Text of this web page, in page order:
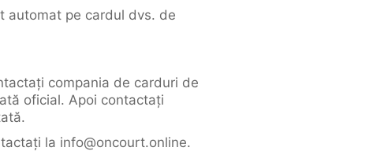
automat pe cardul dvs. de
compania de carduri de
oficial. Apoi contactați
la info@oncourt.online.